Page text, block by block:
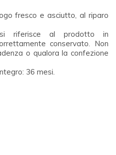
fresco e asciutto, al riparo
riferisce al prodotto in
conservato. Non
o qualora la confezione
36 mesi.